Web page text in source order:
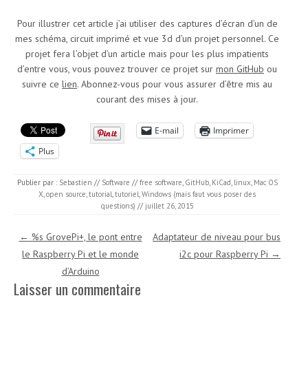
Pour illustrer cet article j’ai utiliser des captures d’écran d’un de
mes schéma, circuit imprimé et vue 3d d’un projet personnel. Ce
projet fera l’objet d’un article mais pour les plus impatients
d’entre vous, vous pouvez trouver ce projet sur mon GitHub ou
suivre ce lien. Abonnez-vous pour vous assurer d’être mis au
courant des mises à jour.
E-mail
Imprimer
Plus
Publier par : Sebastien // Software // free software GitHub, KiCad linux Mac OS
X open source tutorial tutoriel Windows (mais faut vous poser des
questions) // juillet 26, 2015
Navigation des articles
← %s GrovePi+, le pont entre
le Raspberry Pi et le monde
d’Arduino
Adaptateur de niveau pour bus
i2c pour Raspberry Pi →
Laisser un commentaire